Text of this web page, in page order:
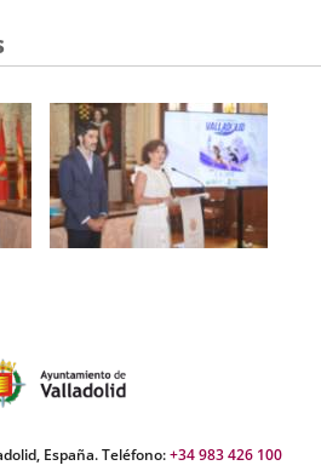
España. Teléfono:+34 983 426 100